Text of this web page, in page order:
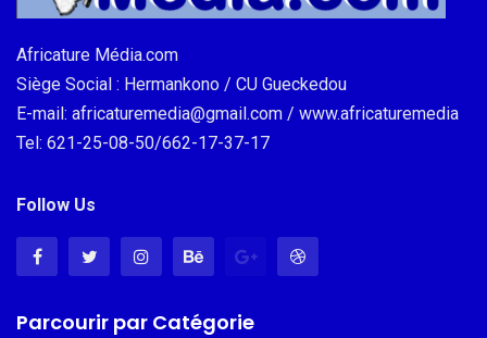
Africature Média.com
Siège Social : Hermankono / CU Gueckedou
E-mail: africaturemedia@gmail.com / www.africaturemedia
Tel: 621-25-08-50/662-17-37-17
Follow Us
Parcourir par Catégorie